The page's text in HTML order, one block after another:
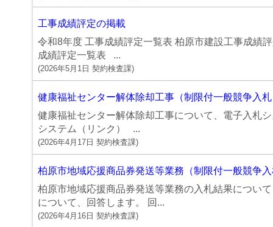
工事成績評定の掲載
令和8年度 工事成績評定一覧表 柏原市建設工事成績
成績評定一覧表 ...
(2026年5月1日 契約検査課)
健康福祉センター解体除却工事（制限付一般競争入
健康福祉センター解体除却工事について、電子入
システム（リンク） ...
(2026年4月17日 契約検査課)
柏原市地域応援商品券発送等業務（制限付一般競争
柏原市地域応援商品券発送等業務の入札結果につい
について、回答します。 回...
(2026年4月16日 契約検査課)